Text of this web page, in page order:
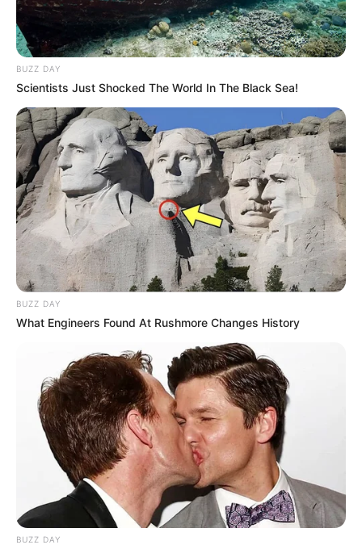
BUZZ DAY
Scientists Just Shocked The World In The Black Sea!
BUZZ DAY
What Engineers Found At Rushmore Changes History
BUZZ DAY